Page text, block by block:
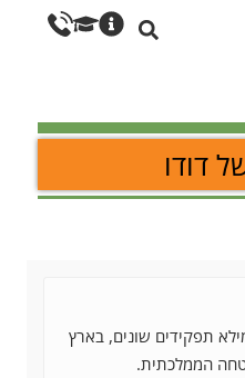
דודו
תפקידים שונים, בארץ
הממלכתית.